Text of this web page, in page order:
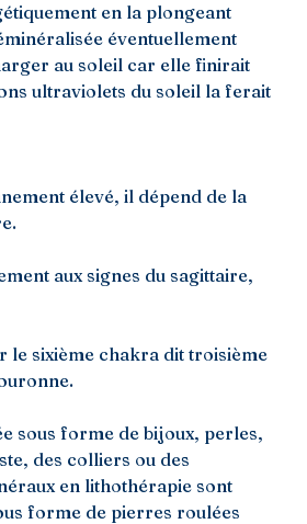
en la plongeant
éventuellement
au soleil car elle finirait
ultraviolets du soleil la ferait
élevé, il dépend de la
aux signes du sagittaire,
le sixième chakra dit troisième
sous forme de bijoux, perles,
des colliers ou des
en lithothérapie sont
forme de pierres roulées